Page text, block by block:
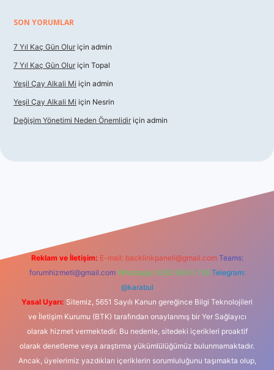
SON YORUMLAR
7 Yıl Kaç Gün Olur için admin
7 Yıl Kaç Gün Olur için Topal
Yeşil Çay Alkali Mi için admin
Yeşil Çay Alkali Mi için Nesrin
Değişim Yönetimi Neden Önemlidir için admin
Reklam ve İletişim: E-mail: backlinkpaneli@gmail.com Teams:
forumhizmeti@gmail.com Whatsapp: 0262 606 0 726 Telegram:
@karabul
Yasal Uyarı: Sitemiz, 5651 Sayılı Kanun gereğince Bilgi Teknolojileri
ve İletişim Kurumu (BTK) tarafından onaylanmış bir Yer Sağlayıcı
olarak hizmet vermektedir. Bu nedenle, sitedeki içerikleri proaktif
olarak denetleme veya araştırma yükümlülüğümüz bulunmamaktadır.
Ancak, üyelerimiz yazdıkları içeriklerin sorumluluğunu taşımakta olup,